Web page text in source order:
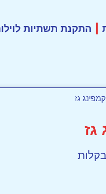
התקנת תשתיות
גז
גז